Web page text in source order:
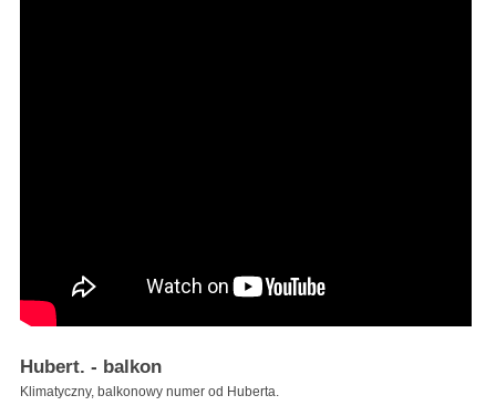
Hubert. - balkon
Klimatyczny, balkonowy numer od Huberta.